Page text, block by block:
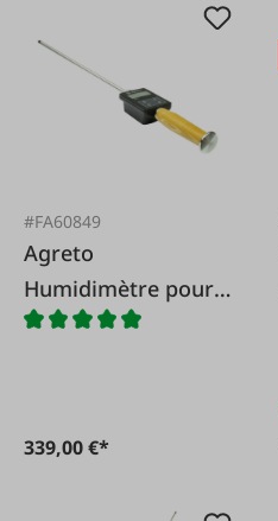
#FA60849
Agreto
Humidimètre pour
foin et paille
339,00 €*